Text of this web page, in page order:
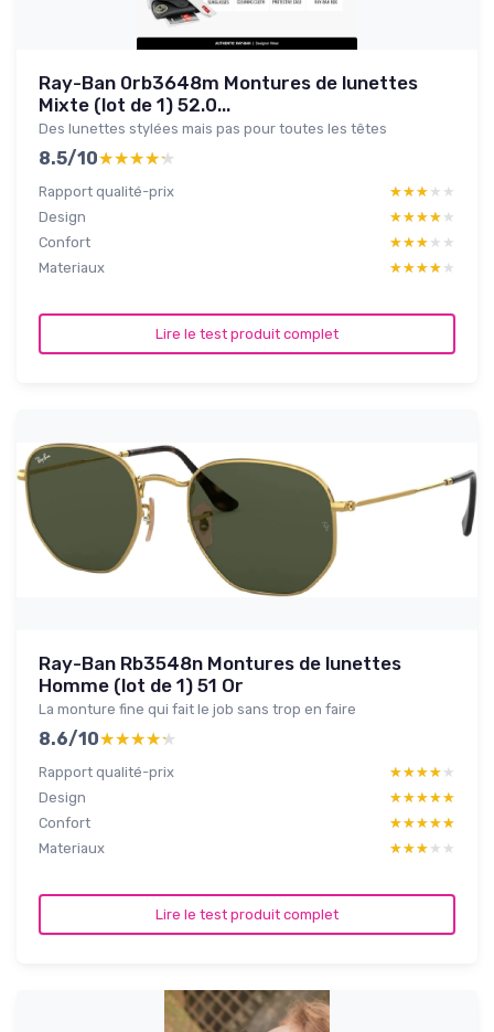
Ray-Ban 0rb3648m Montures de lunettes
Mixte (lot de 1) 52.0...
Des lunettes stylées mais pas pour toutes les têtes
8.5/10★★★★★
★★★★★
Rapport qualité-prix ★★★★★
★★★★★
Design
★★★★★
★★★★★
Confort
★★★★★
★★★★★
Materiaux
★★★★★
★★★★★
Lire le test produit complet
Ray-Ban Rb3548n Montures de lunettes
Homme (lot de 1) 51 Or
La monture fine qui fait le job sans trop en faire
8.6/10★★★★★
★★★★★
Rapport qualité-prix ★★★★★
★★★★★
Design
★★★★★
★★★★★
Confort
★★★★★
★★★★★
Materiaux
★★★★★
★★★★★
Lire le test produit complet